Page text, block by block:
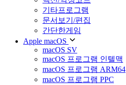
기타프로그램
문서보기/편집
간단한게임
Apple macOS
macOS SV
macOS 프로그램 인텔맥
macOS 프로그램 ARM64
macOS 프로그램 PPC